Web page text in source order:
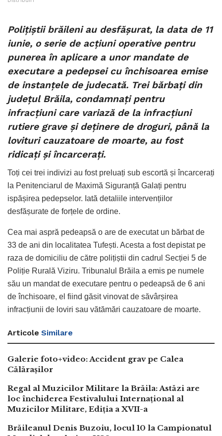
Polițiștii brăileni au desfășurat, la data de 11
iunie, o serie de acțiuni operative pentru
punerea în aplicare a unor mandate de
executare a pedepsei cu închisoarea emise
de instanțele de judecată. Trei bărbați din
județul Brăila, condamnați pentru
infracțiuni care variază de la infracțiuni
rutiere grave și deținere de droguri, până la
lovituri cauzatoare de moarte, au fost
ridicați și încarcerați.
Toți cei trei indivizi au fost preluați sub escortă și încarcerați
la Penitenciarul de Maximă Siguranță Galați pentru
ispășirea pedepselor. Iată detaliile intervențiilor
desfășurate de forțele de ordine.
Cea mai aspră pedeapsă o are de executat un bărbat de
33 de ani din localitatea Tufești. Acesta a fost depistat pe
raza de domiciliu de către polițiștii din cadrul Secției 5 de
Poliție Rurală Viziru. Tribunalul Brăila a emis pe numele
său un mandat de executare pentru o pedeapsă de 6 ani
de închisoare, el fiind găsit vinovat de săvârșirea
infracțiunii de loviri sau vătămări cauzatoare de moarte.
Articole Similare
Galerie foto+video: Accident grav pe Calea
Călărașilor
Regal al Muzicilor Militare la Brăila: Astăzi are
loc închiderea Festivalului Internațional al
Muzicilor Militare, Ediția a XVII-a
Brăileanul Denis Buzoiu, locul 10 la Campionatul